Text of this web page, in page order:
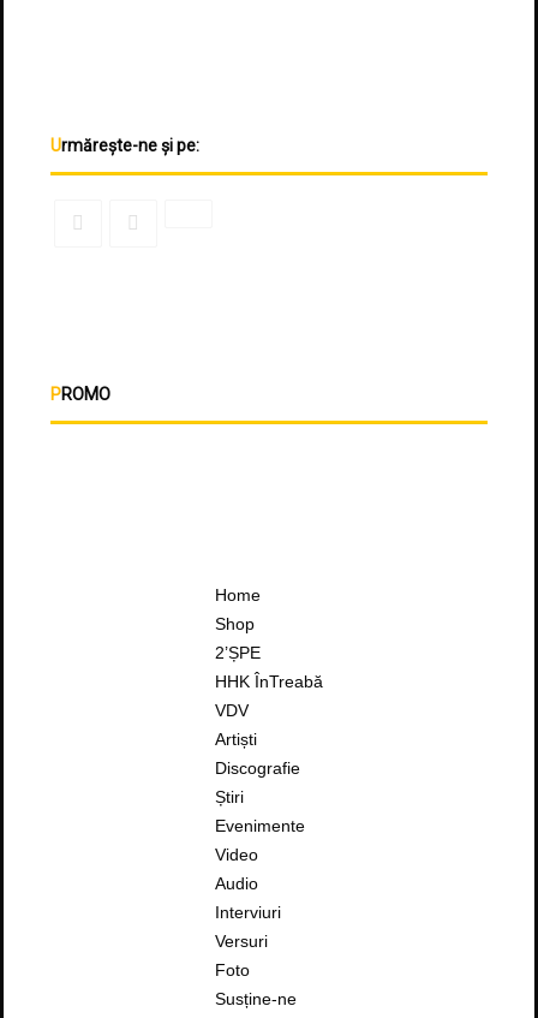
Urmărește-ne și pe:
PROMO
Home
Shop
2’ȘPE
HHK ÎnTreabă
VDV
Artiști
Discografie
Știri
Evenimente
Video
Audio
Interviuri
Versuri
Foto
Susține-ne